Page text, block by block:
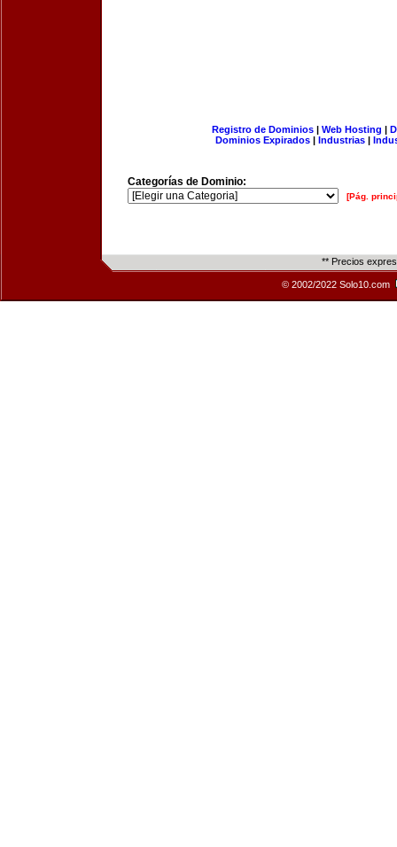
Registro de Dominios| Web Hosting |
Dominios Expirados | Industrias |
Categorías de Dominio:
[Pág.
** Precios
© 2002/2022 Solo10.com